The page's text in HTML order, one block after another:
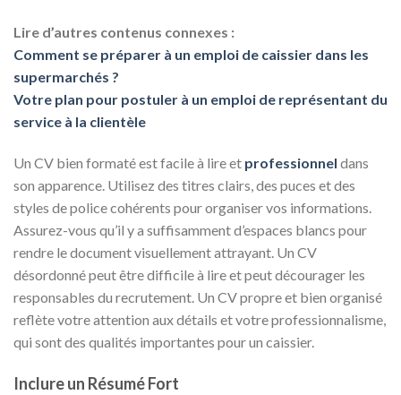
Lire d’autres contenus connexes :
Comment se préparer à un emploi de caissier dans les
supermarchés ?
Votre plan pour postuler à un emploi de représentant du
service à la clientèle
Un CV bien formaté est facile à lire et professionnel dans
son apparence. Utilisez des titres clairs, des puces et des
styles de police cohérents pour organiser vos informations.
Assurez-vous qu’il y a suffisamment d’espaces blancs pour
rendre le document visuellement attrayant. Un CV
désordonné peut être difficile à lire et peut décourager les
responsables du recrutement. Un CV propre et bien organisé
reflète votre attention aux détails et votre professionnalisme,
qui sont des qualités importantes pour un caissier.
Inclure un Résumé Fort